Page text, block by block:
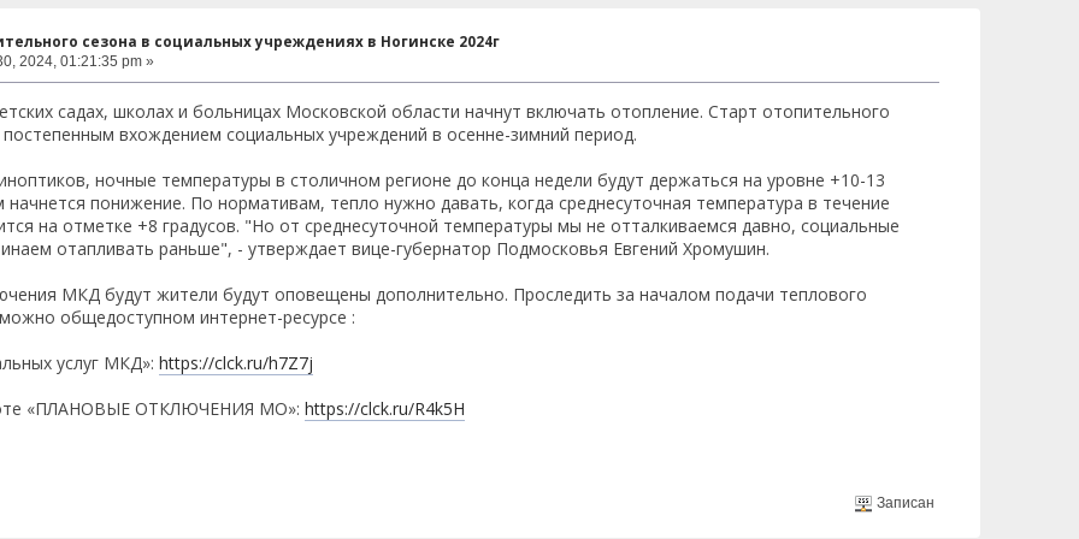
сезона в социальных учреждениях в Ногинске 2024г
2024, 01:21:35 pm »
садах, школах и больницах Московской области начнут включать отопление. Старт отопительного
постепенным вхождением социальных учреждений в осенне-зимний период.
ночные температуры в столичном регионе до конца недели будут держаться на уровне +10-13
начнется понижение. По нормативам, тепло нужно давать, когда среднесуточная температура в течение
на отметке +8 градусов. "Но от среднесуточной температуры мы не отталкиваемся давно, социальные
отапливать раньше", - утверждает вице-губернатор Подмосковья Евгений Хромушин.
МКД будут жители будут оповещены дополнительно. Проследить за началом подачи теплового
общедоступном интернет-ресурсе :
услуг МКД»: https://clck.ru/h7Z7j
«ПЛАНОВЫЕ ОТКЛЮЧЕНИЯ МО»: https://clck.ru/R4k5H
Записан